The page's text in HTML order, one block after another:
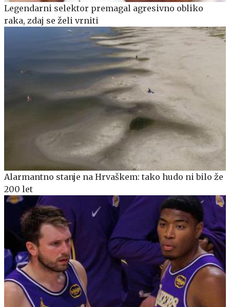
Legendarni selektor premagal agresivno obliko
raka, zdaj se želi vrniti
Alarmantno stanje na Hrvaškem: tako hudo ni bilo že
200 let